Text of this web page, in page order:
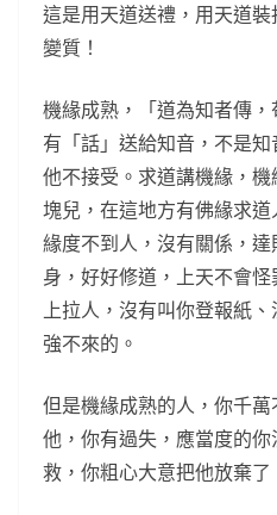
這是用天道送禮，用天道
變質！
機緣成熟，「道為知者傳
有「話」送給知音，不是
他不接受。求道講機緣，
塊兒，在這地方有佛緣求
緣度不到人，沒有關係，
身，好好修道，上天不會
上拉人，沒有叫你登報紙
強不來的。
但是機緣成熟的人，你千
他，你有過失，應當度的
救，你粗心大意把他放棄了